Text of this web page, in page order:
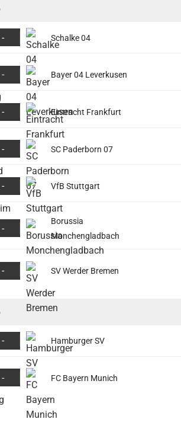
- Schalke 04
- Bayer 04 Leverkusen
- Eintracht Frankfurt
- SC Paderborn 07
- VfB Stuttgart
-
Borussia
Monchengladbach
- SV Werder Bremen
- Hamburger SV
- FC Bayern Munich